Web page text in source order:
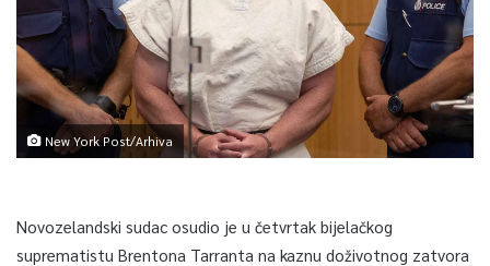
New York Post/Arhiva
Novozelandski sudac osudio je u četvrtak bijelačkog
suprematistu Brentona Tarranta na kaznu doživotnog zatvora